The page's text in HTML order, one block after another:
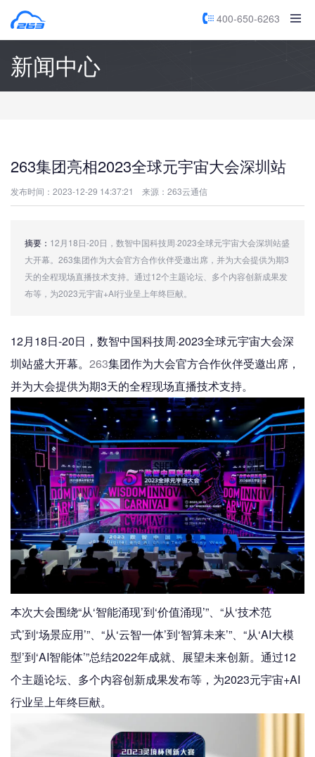
400-650-6263
新闻中心
263集团亮相2023全球元宇宙大会深圳站
发布时间：2023-12-29 14:37:21 来源：263云通信
摘要： 12月18日-20日，数智中国科技周·2023全球元宇宙大会深圳站盛
大开幕。263集团作为大会官方合作伙伴受邀出席，并为大会提供为期3
天的全程现场直播技术支持。通过12个主题论坛、多个内容创新成果发
布等，为2023元宇宙+AI行业呈上年终巨献。
12月18日-20日，数智中国科技周·2023全球元宇宙大会深
圳站盛大开幕。 263集团作为大会官方合作伙伴受邀出席，
并为大会提供为期3天的全程现场直播技术支持。
本次大会围绕“从‘智能涌现’到‘价值涌现’”、“从‘技术范
式’到‘场景应用’”、“从‘云智一体’到‘智算未来’”、“从‘AI大模
型’到‘AI智能体’”总结2022年成就、展望未来创新。通过12
个主题论坛、多个内容创新成果发布等，为2023元宇宙+AI
行业呈上年终巨献。